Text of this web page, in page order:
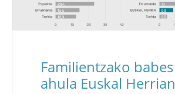
Familientzako
ahula Euskal Herrian